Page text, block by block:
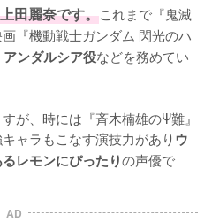
田麗奈です。これまで『鬼滅
『機動戦士ガンダム 閃光のハ
アンダルシア役などを務めてい
が、時には『斉木楠雄のΨ難』
ャラもこなす演技力がありウ
レモンにぴったりの声優で
AD